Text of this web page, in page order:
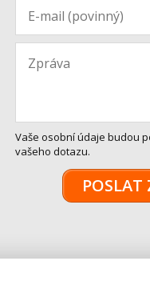
Vaše osobní údaje budou
vašeho dotazu.
POSLAT